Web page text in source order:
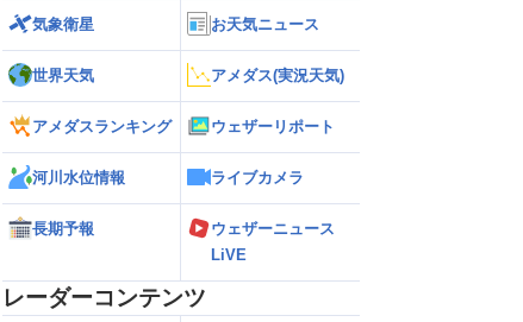
気象衛星 お天気ニュース
世界天気 アメダス(実況天気)
アメダスランキング ウェザーリポート
河川水位情報 ライブカメラ
長期予報
ウェザーニュース
LiVE
レーダーコンテンツ